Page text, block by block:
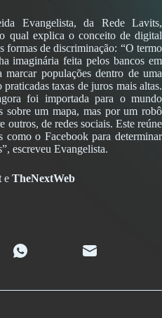
Evangelista, da Rede Lavits,
qual explica o conceito de digital
formas de discriminação: “O termo
imaginária feita pelos bancos em
marcar populações dentro de uma
taxas de juros mais altas.
foi importada para o mundo
sobre um mapa, mas por um robô
outros, de redes sociais. Este reúne
como o Facebook para determinar
escreveu Evangelista.
e TheNextWeb